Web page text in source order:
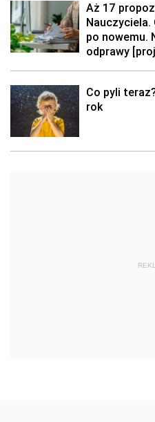
Aż 17
Nauczyciela.
po nowemu.
odprawy
Co pyli
rok